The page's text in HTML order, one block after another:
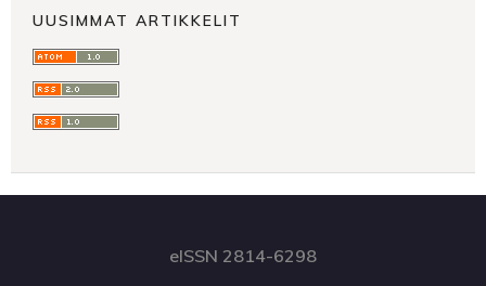
UUSIMMAT ARTIKKELIT
eISSN 2814-6298